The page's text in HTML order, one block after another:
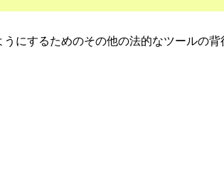
にするためのその他の法的なツールの